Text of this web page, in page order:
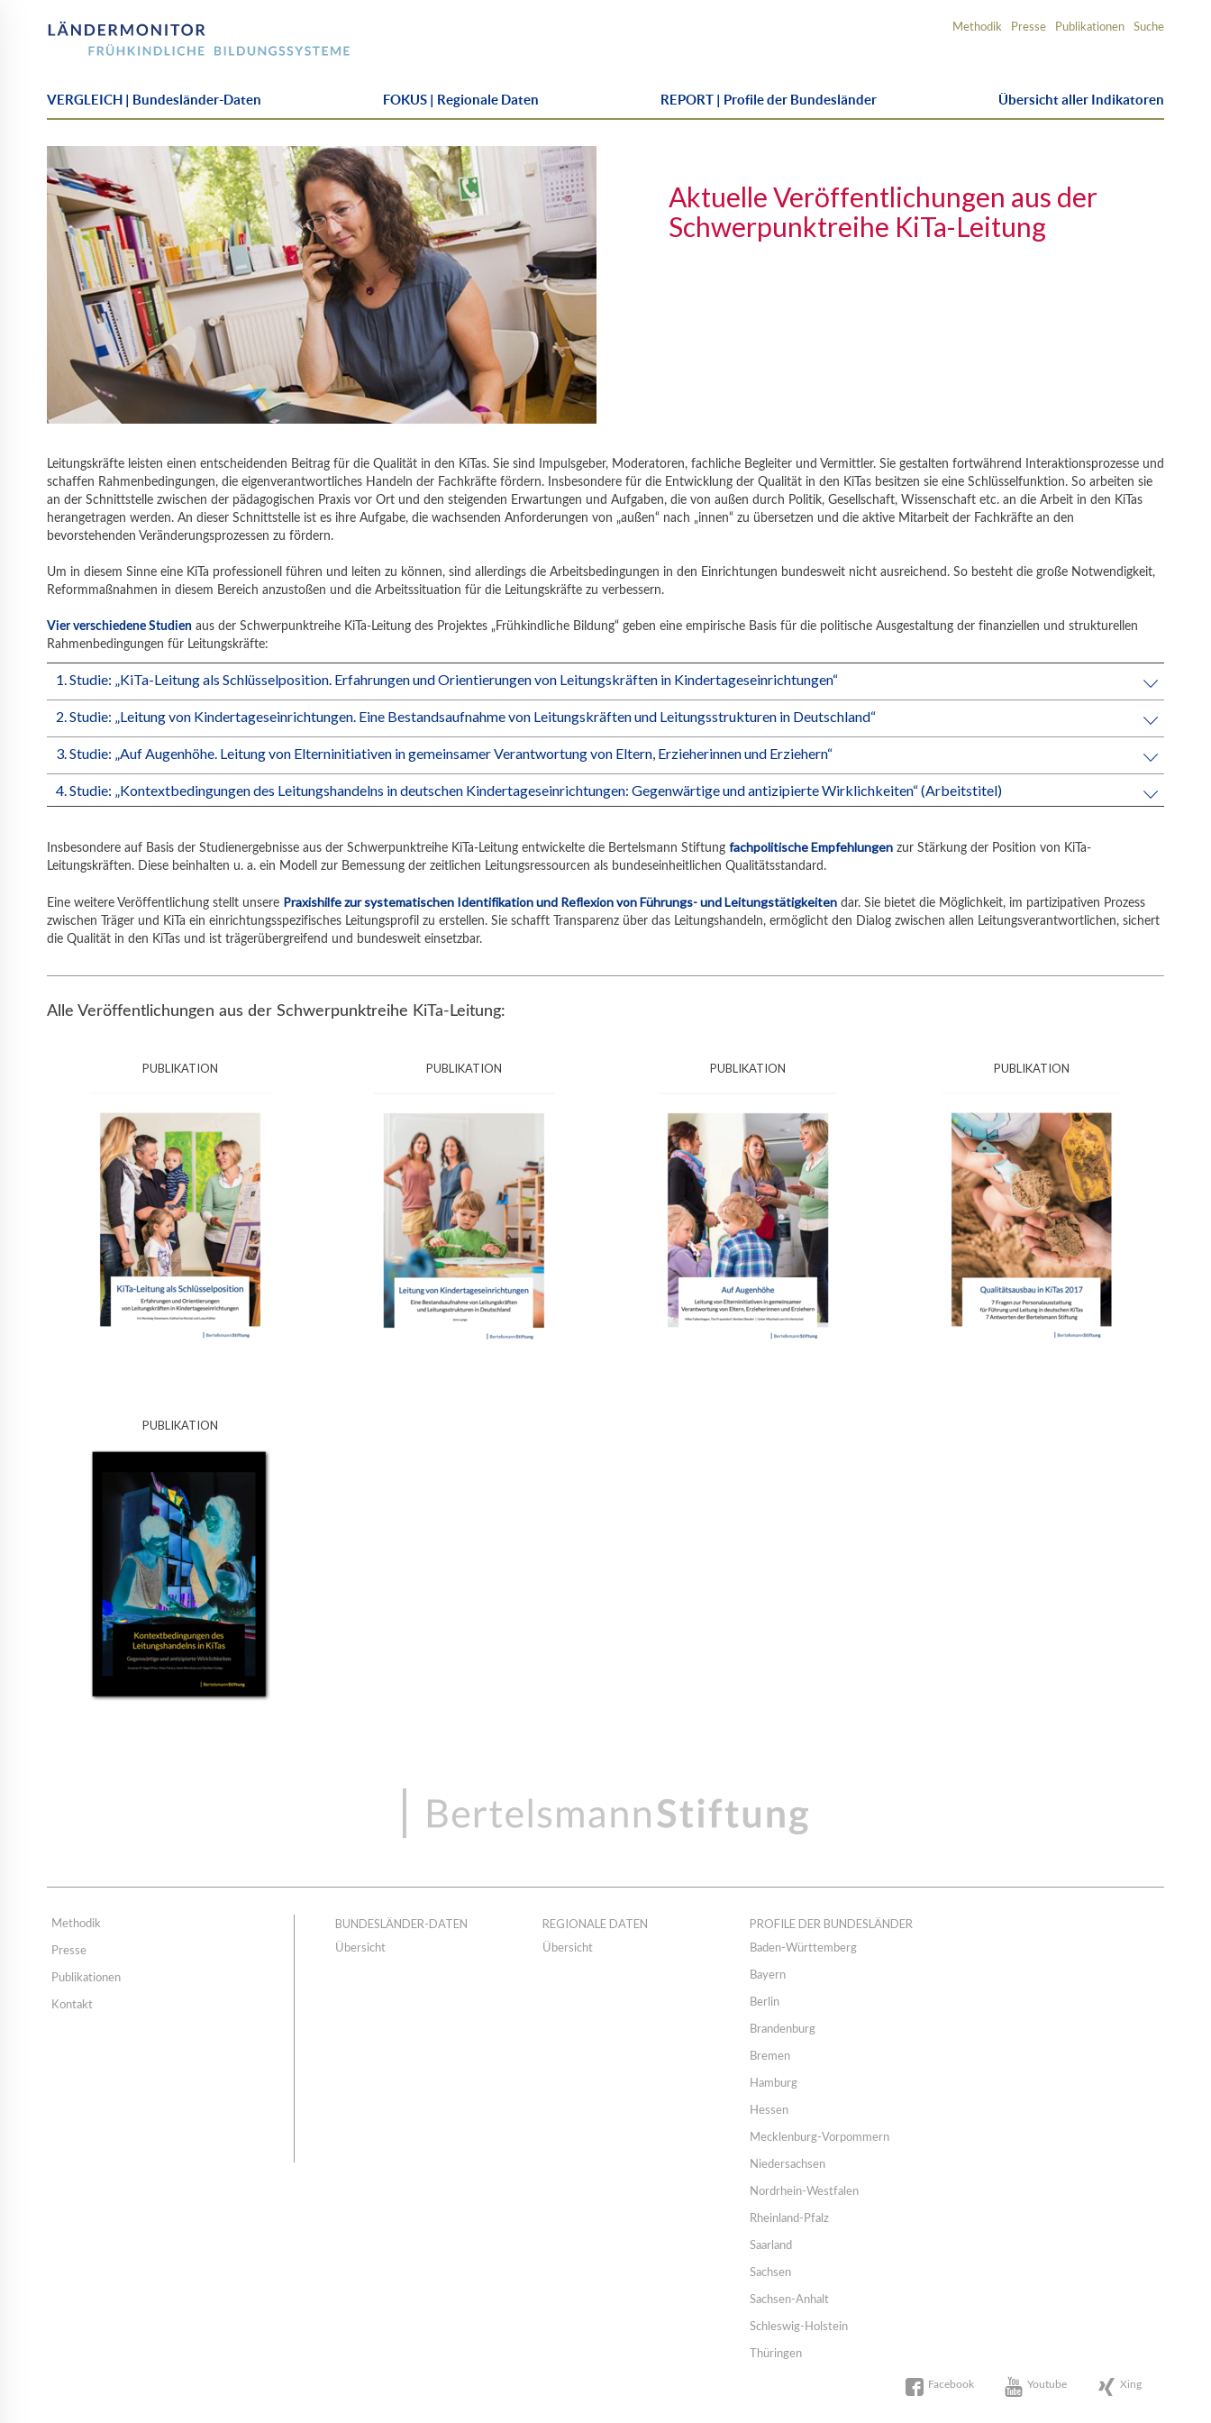
VERGLEICH | Bundesländer-Daten FOKUS | Regionale Daten REPORT | Profile der Bundesländer Übersicht aller Indikatoren
Service-
Methodik Presse Publikationen Suche
Schwerpunktreihe
KiTa-
Leitung
Aktuelle Veröffentlichungen aus der
Schwerpunktreihe KiTa-Leitung
Leitungskräfte leisten einen entscheidenden Beitrag für die Qualität in den KiTas. Sie sind Impulsgeber, Moderatoren, fachliche Begleiter und Vermittler. Sie gestalten fortwährend Interaktionsprozesse und
schaffen Rahmenbedingungen, die eigenverantwortliches Handeln der Fachkräfte fördern. Insbesondere für die Entwicklung der Qualität in den KiTas besitzen sie eine Schlüsselfunktion. So arbeiten sie
an der Schnittstelle zwischen der pädagogischen Praxis vor Ort und den steigenden Erwartungen und Aufgaben, die von außen durch Politik, Gesellschaft, Wissenschaft etc. an die Arbeit in den KiTas
herangetragen werden. An dieser Schnittstelle ist es ihre Aufgabe, die wachsenden Anforderungen von „außen“ nach „innen“ zu übersetzen und die aktive Mitarbeit der Fachkräfte an den
bevorstehenden Veränderungsprozessen zu fördern.
Um in diesem Sinne eine KiTa professionell führen und leiten zu können, sind allerdings die Arbeitsbedingungen in den Einrichtungen bundesweit nicht ausreichend. So besteht die große Notwendigkeit,
Reformmaßnahmen in diesem Bereich anzustoßen und die Arbeitssituation für die Leitungskräfte zu verbessern.
Vier verschiedene Studien aus der Schwerpunktreihe KiTa-Leitung des Projektes „Frühkindliche Bildung“ geben eine empirische Basis für die politische Ausgestaltung der finanziellen und strukturellen
Rahmenbedingungen für Leitungskräfte:
1. Studie: „KiTa-Leitung als Schlüsselposition. Erfahrungen und Orientierungen von Leitungskräften in Kindertageseinrichtungen“
2. Studie: „Leitung von Kindertageseinrichtungen. Eine Bestandsaufnahme von Leitungskräften und Leitungsstrukturen in Deutschland“
3. Studie: „Auf Augenhöhe. Leitung von Elterninitiativen in gemeinsamer Verantwortung von Eltern, Erzieherinnen und Erziehern“
4. Studie: „Kontextbedingungen des Leitungshandelns in deutschen Kindertageseinrichtungen: Gegenwärtige und antizipierte Wirklichkeiten“ (Arbeitstitel)
Insbesondere auf Basis der Studienergebnisse aus der Schwerpunktreihe KiTa-Leitung entwickelte die Bertelsmann Stiftung fachpolitische Empfehlungen zur Stärkung der Position von KiTa-
Leitungskräften. Diese beinhalten u. a. ein Modell zur Bemessung der zeitlichen Leitungsressourcen als bundeseinheitlichen Qualitätsstandard.
Eine weitere Veröffentlichung stellt unsere Praxishilfe zur systematischen Identifikation und Reflexion von Führungs- und Leitungstätigkeiten dar. Sie bietet die Möglichkeit, im partizipativen Prozess
zwischen Träger und KiTa ein einrichtungsspezifisches Leitungsprofil zu erstellen. Sie schafft Transparenz über das Leitungshandeln, ermöglicht den Dialog zwischen allen Leitungsverantwortlichen, sichert
die Qualität in den KiTas und ist trägerübergreifend und bundesweit einsetzbar.
Alle Veröffentlichungen aus der Schwerpunktreihe KiTa-Leitung:
PUBLIKATION
PUBLIKATION
PUBLIKATION PUBLIKATION PUBLIKATION
Methodik
Presse
Publikationen
Kontakt
BUNDESLÄNDER-DATEN
Übersicht
REGIONALE DATEN
Übersicht
PROFILE DER BUNDESLÄNDER
Baden-Württemberg
Bayern
Berlin
Brandenburg
Bremen
Hamburg
Hessen
Mecklenburg-Vorpommern
Niedersachsen
Nordrhein-Westfalen
Rheinland-Pfalz
Saarland
Sachsen
Sachsen-Anhalt
Schleswig-Holstein
Thüringen
Facebook Youtube Xing